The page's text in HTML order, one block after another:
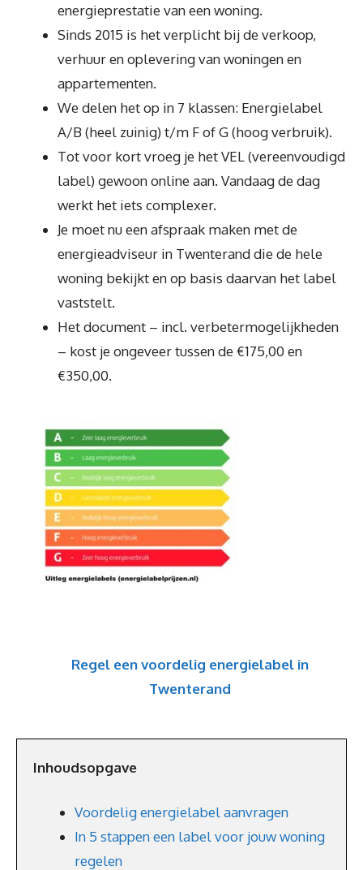
energieprestatie van een woning.
Sinds 2015 is het verplicht bij de verkoop,
verhuur en oplevering van woningen en
appartementen.
We delen het op in 7 klassen: Energielabel
A/B (heel zuinig) t/m F of G (hoog verbruik).
Tot voor kort vroeg je het VEL (vereenvoudigd
label) gewoon online aan. Vandaag de dag
werkt het iets complexer.
Je moet nu een afspraak maken met de
energieadviseur in Twenterand die de hele
woning bekijkt en op basis daarvan het label
vaststelt.
Het document – incl. verbetermogelijkheden
– kost je ongeveer tussen de €175,00 en
€350,00.
Regel een voordelig energielabel in
Twenterand
Inhoudsopgave
Voordelig energielabel aanvragen
In 5 stappen een label voor jouw woning
regelen